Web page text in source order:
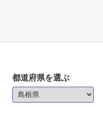
都道府県を選ぶ